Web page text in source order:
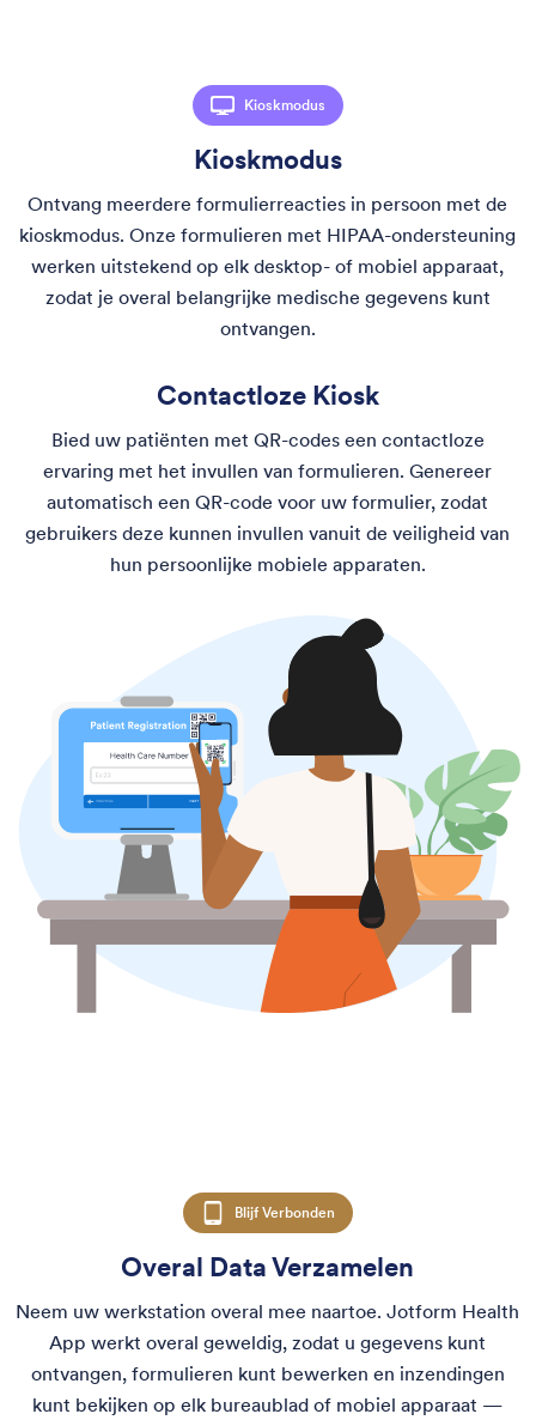
Kioskmodus
Kioskmodus
Ontvang meerdere formulierreacties in persoon met de
kioskmodus. Onze formulieren met HIPAA-ondersteuning
werken uitstekend op elk desktop- of mobiel apparaat,
zodat je overal belangrijke medische gegevens kunt
ontvangen.
Contactloze Kiosk
Bied uw patiënten met QR-codes een contactloze
ervaring met het invullen van formulieren. Genereer
automatisch een QR-code voor uw formulier, zodat
gebruikers deze kunnen invullen vanuit de veiligheid van
hun persoonlijke mobiele apparaten.
Blijf Verbonden
Overal Data Verzamelen
Neem uw werkstation overal mee naartoe. Jotform Health
App werkt overal geweldig, zodat u gegevens kunt
ontvangen, formulieren kunt bewerken en inzendingen
kunt bekijken op elk bureaublad of mobiel apparaat —